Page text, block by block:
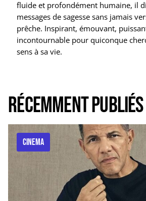
fluide et profondément humaine, il
messages de sagesse sans jamais
prêche. Inspirant, émouvant,
incontournable pour quiconque
sens à sa vie.
Récemment publiés
CINEMA